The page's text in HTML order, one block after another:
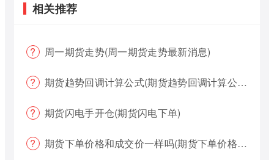
相关推荐
周一期货走势(周一期货走势最新消息)
期货趋势回调计算公式(期货趋势回调计算公式是什么)
期货闪电手开仓(期货闪电下单)
期货下单价格和成交价一样吗(期货下单价格哪个好?)